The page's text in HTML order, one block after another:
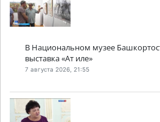
В Национальном музее
выставка «Ат иле»
7 августа 2026, 21:55